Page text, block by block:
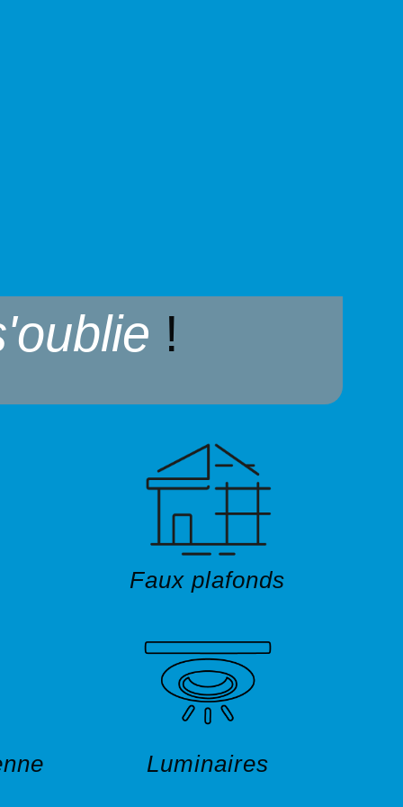
!
Faux plafonds
Luminaires